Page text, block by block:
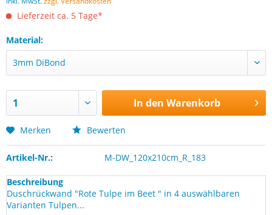
Lieferzeit ca. 5 Tage*
Material:
In den Warenkorb
Merken Bewerten
Artikel-Nr.: M-DW_120x210cm_R_183
Beschreibung
Duschrückwand "Rote Tulpe im Beet " in 4 auswählbaren
Varianten Tulpen...